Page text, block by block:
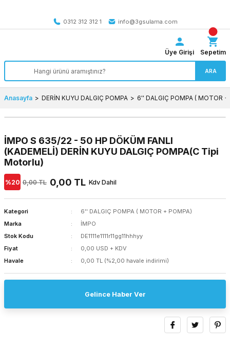
0312 312 312 1
info@3gsulama.com
ARA
Üye Girişi Sepetim
Anasayfa DERİN KUYU DALGIÇ POMPA 6'' DALGIÇ POMPA ( MOTOR +
İMPO S 635/22 - 50 HP DÖKÜM FANLI
(KADEMELİ) DERİN KUYU DALGIÇ POMPA(C Tipi
Motorlu)
%20 0,00 TL 0,00 TL Kdv Dahil
Kategori
6'' DALGIÇ POMPA ( MOTOR + POMPA)
Marka
İMPO
Stok Kodu
DE1111e1111r11gg11hhhyy
Fiyat
0,00 USD + KDV
Havale
0,00 TL (%2,00 havale indirimi)
Gelince Haber Ver